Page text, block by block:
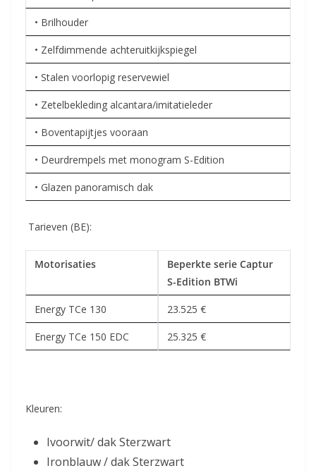
• Brilhouder
• Zelfdimmende achteruitkijkspiegel
• Stalen voorlopig reservewiel
• Zetelbekleding alcantara/imitatieleder
• Boventapijtjes vooraan
• Deurdrempels met monogram S-Edition
• Glazen panoramisch dak
Tarieven (BE):
Motorisaties
Beperkte serie Captur
S-Edition BTWi
Energy TCe 130 23.525 €
Energy TCe 150 EDC 25.325 €
Kleuren:
Ivoorwit/ dak Sterzwart
Ironblauw / dak Sterzwart